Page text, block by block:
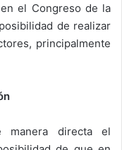
el Congreso de la
de realizar
principalmente
manera directa el